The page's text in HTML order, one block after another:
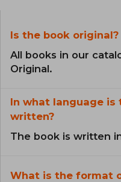
Is the book original?
All books in our
Original.
In what language is
written?
The book is written
What is the format